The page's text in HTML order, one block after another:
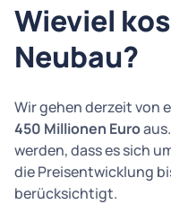
Wieviel
Neubau?
Wir gehen derzeit von
450 Millionen Euro
werden, dass es sich
die Preisentwicklung
berücksichtigt.